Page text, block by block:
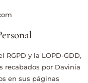
y la LOPD-GDD,
recabados por Davinia
en sus páginas